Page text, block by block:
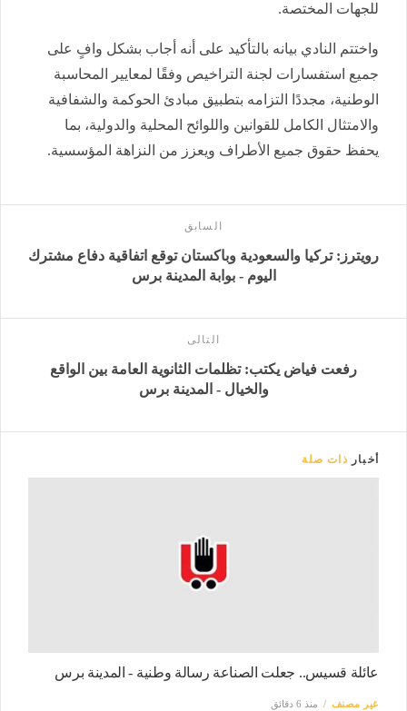
للجهات المختصة.
واختتم النادي بيانه بالتأكيد على أنه أجاب بشكل وافٍ على
جميع استفسارات لجنة التراخيص وفقًا لمعايير المحاسبة
الوطنية، مجددًا التزامه بتطبيق مبادئ الحوكمة والشفافية
والامتثال الكامل للقوانين واللوائح المحلية والدولية، بما
يحفظ حقوق جميع الأطراف ويعزز من النزاهة المؤسسية.
السابق
رويترز: تركيا والسعودية وباكستان توقع اتفاقية دفاع مشترك
اليوم - بوابة المدينة برس
التالى
رفعت فياض يكتب: تظلمات الثانوية العامة بين الواقع
والخيال - المدينة برس
أخبار ذات صلة
عائلة قسيس.. جعلت الصناعة رسالة وطنية - المدينة برس
غير مصنف منذ 6 دقائق